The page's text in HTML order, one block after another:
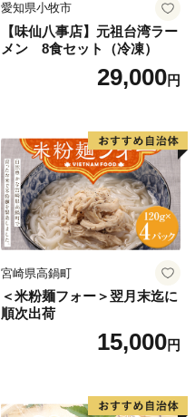
愛知県小牧市
【味仙八事店】元祖台湾ラー
メン 8食セット（冷凍）
29,000円
宮崎県高鍋町
＜米粉麺フォー＞翌月末迄に
順次出荷
15,000円